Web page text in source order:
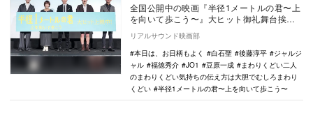
全国公開中の映画『半径1メートルの君〜上
を向いて歩こう〜』大ヒット御礼舞台挨拶
が、3月15日にTOHOシネマズ 日比谷にて
開催さ…
リアルサウンド映画部
本日は、お日柄もよく
白石聖 後藤淳平
ジャルジ
ャル
福徳秀介 JO1 豆原一成
まわりくどい二人
のまわりくどい気持ちの伝え方は大胆でむしろまわり
くどい
半径1メートルの君〜上を向いて歩こう〜